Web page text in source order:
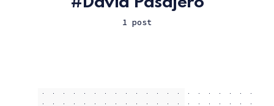
1 post